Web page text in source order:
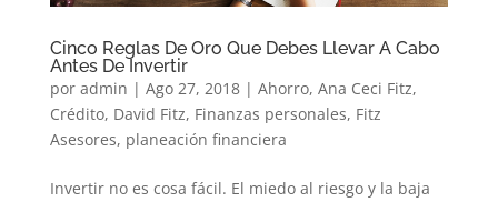
Cinco Reglas De Oro Que Debes Llevar A Cabo
Antes De Invertir
por admin | Ago 27, 2018| Ahorro, Ana Ceci Fitz,
Crédito, David Fitz, Finanzas personales, Fitz
Asesores, planeación financiera
Invertir no es cosa fácil. El miedo al riesgo y la baja